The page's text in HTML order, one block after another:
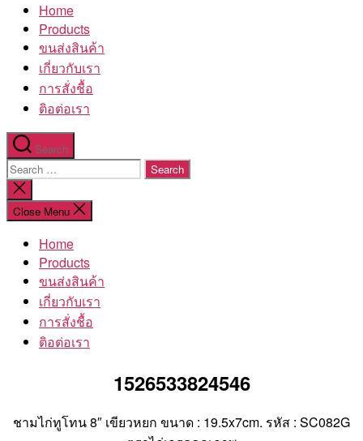
โรงงานHome
Products
ขนส่งสินค้า
เกี่ยวกับเรา
การสั่งชื้อ
ติอต่อเรา
Search
Search
for:
Close
search
Close Menu
Home
Products
ขนส่งสินค้า
เกี่ยวกับเรา
การสั่งชื้อ
ติอต่อเรา
1526533824546
ชามไก่ทูโทน 8″ เขียวหยก ขนาด : 19.5x7cm. รหัส : SC082G